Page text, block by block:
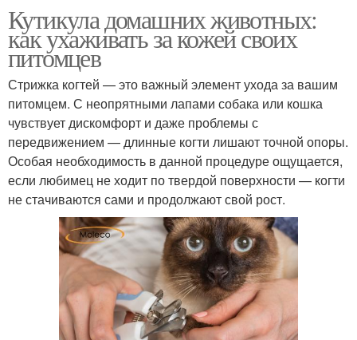
Кутикула домашних животных:
как ухаживать за кожей своих
питомцев
Стрижка когтей — это важный элемент ухода за вашим
питомцем. С неопрятными лапами собака или кошка
чувствует дискомфорт и даже проблемы с
передвижением — длинные когти лишают точной опоры.
Особая необходимость в данной процедуре ощущается,
если любимец не ходит по твердой поверхности — когти
не стачиваются сами и продолжают свой рост.